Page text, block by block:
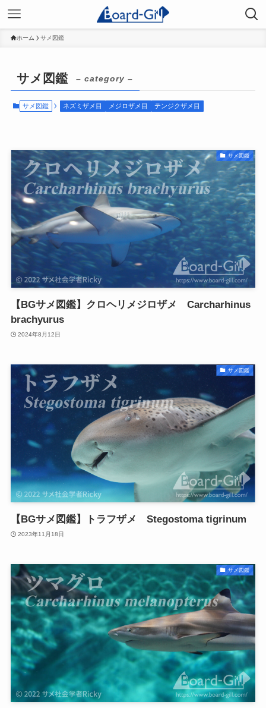
ホーム サメ図鑑
サメ図鑑 – category –
サメ図鑑 ネズミザメ目 メジロザメ目 テンジクザメ目
サメ図鑑
【BGサメ図鑑】クロヘリメジロザメ Carcharhinus
brachyurus
2024年8月12日
サメ図鑑
【BGサメ図鑑】トラフザメ Stegostoma tigrinum
2023年11月18日
サメ図鑑